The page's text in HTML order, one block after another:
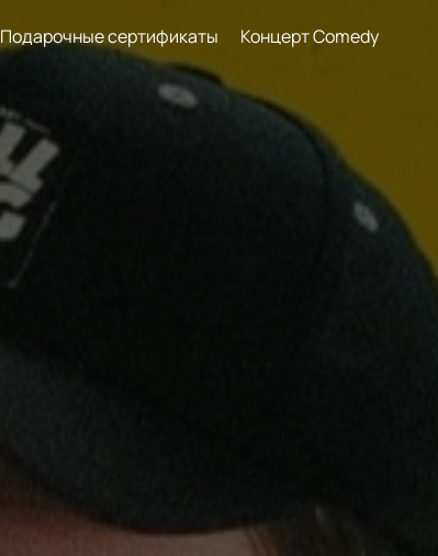
Подарочные сертификаты Концерт Comedy